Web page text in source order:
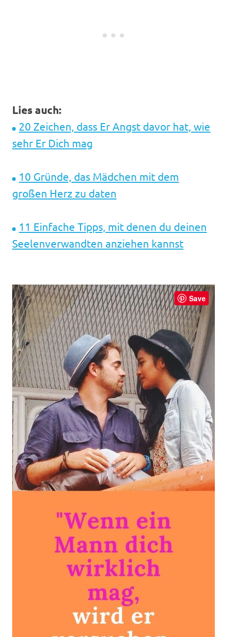
Lies auch:
20 Zeichen, dass Er Angst davor hat, wie
sehr Er Dich mag
10 Gründe, das Mädchen mit dem
großen Herz zu daten
11 Einfache Tipps, mit denen du deinen
Seelenverwandten anziehen kannst
Save